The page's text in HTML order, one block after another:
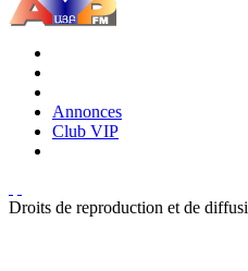
Annonces
Club VIP
Droits de reproduction et de